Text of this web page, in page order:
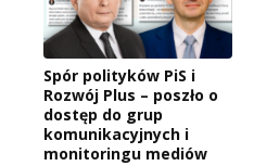
Spór polityków PiS i
Rozwój Plus – poszło o
dostęp do grup
komunikacyjnych i
monitoringu mediów